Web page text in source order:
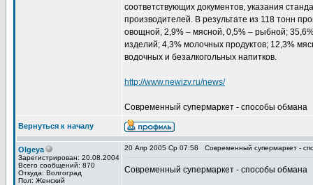
соответствующих документов, указания
производителей. В результате из 118 тонн
овощной, 2,9% – мясной, 0,5% – рыбной;
изделий; 4,3% молочных продуктов; 12,3%
водочных и безалкогольных напитков.
http://www.newizv.ru/news/
Современный супермаркет - способы обмана
Вернуться к началу
Olgeya
Зарегистрирован: 20.08.2004
Всего сообщений: 870
Откуда: Волгоград
Пол: Женский
20 Апр 2005 Ср 07:58 Современный супермаркет -
Современный супермаркет - способы обмана